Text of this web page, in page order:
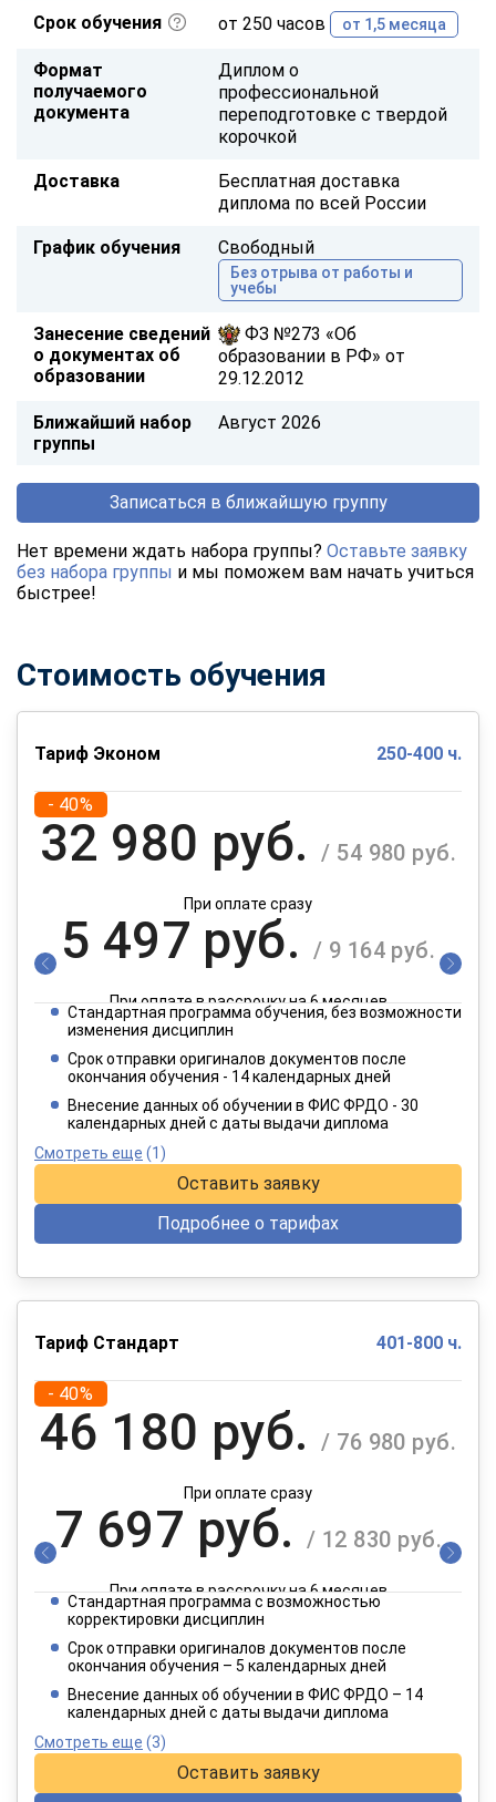
Срок обучения от 250 часов от 1,5 месяца
Формат
получаемого
документа
Диплом о
профессиональной
переподготовке с твердой
корочкой
Доставка
Бесплатная доставка
диплома по всей России
График обучения Свободный
Без отрыва от работы и
учебы
Занесение сведений
о документах об
образовании
ФЗ №273 «Об
образовании в РФ» от
29.12.2012
Ближайший набор
группы
Август 2026
Записаться в ближайшую группу
Нет времени ждать набора группы? Оставьте заявку
без набора группы и мы поможем вам начать учиться
быстрее!
Стоимость обучения
Тариф Эконом 250-400 ч.
- 40%
32 980 руб. / 54 980 руб.
При оплате сразу
5 497 руб. / 9 164 руб.
При оплате в рассрочку на 6 месяцев
2 749 руб.
При оплате в рассрочку на 12 месяцев
Стандартная программа обучения, без возможности
изменения дисциплин
Срок отправки оригиналов документов после
окончания обучения - 14 календарных дней
Внесение данных об обучении в ФИС ФРДО - 30
календарных дней с даты выдачи диплома
Смотреть еще (1)
Оставить заявку
Подробнее о тарифах
Тариф Стандарт 401-800 ч.
- 40%
46 180 руб. / 76 980 руб.
При оплате сразу
7 697 руб. / 12 830 руб.
При оплате в рассрочку на 6 месяцев
3 849 руб.
При оплате в рассрочку на 12 месяцев
Стандартная программа с возможностью
корректировки дисциплин
Срок отправки оригиналов документов после
окончания обучения – 5 календарных дней
Внесение данных об обучении в ФИС ФРДО – 14
календарных дней с даты выдачи диплома
Смотреть еще (3)
Оставить заявку